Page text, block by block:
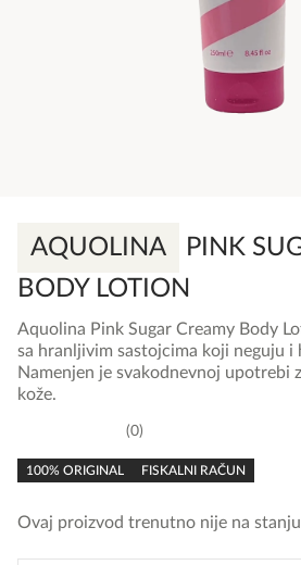
AQUOLINA
PINK
BODY LOTION
rating
0
100% ORIGINAL FISKALNI RAČUN
Aquolina Pink Sugar Creamy Body
sa hranljivim sastojcima koji neguju i
Namenjen je svakodnevnoj upotrebi
kože.
Ovaj proizvod trenutno nije na